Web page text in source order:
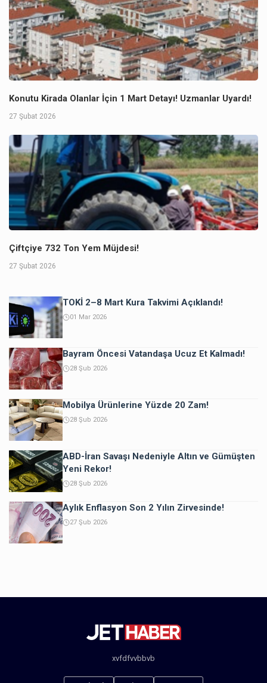
Konutu Kirada Olanlar İçin 1 Mart Detayı! Uzmanlar Uyardı!
27 Şubat 2026
Çiftçiye 732 Ton Yem Müjdesi!
27 Şubat 2026
TOKİ 2–8 Mart Kura Takvimi Açıklandı!
01 Mar 2026
Bayram Öncesi Vatandaşa Ucuz Et Kalmadı!
28 Şub 2026
Mobilya Ürünlerine Yüzde 20 Zam!
28 Şub 2026
ABD-İran Savaşı Nedeniyle Altın ve Gümüşten
Yeni Rekor!
28 Şub 2026
Aylık Enflasyon Son 2 Yılın Zirvesinde!
27 Şub 2026
xvfdfvvbbvb